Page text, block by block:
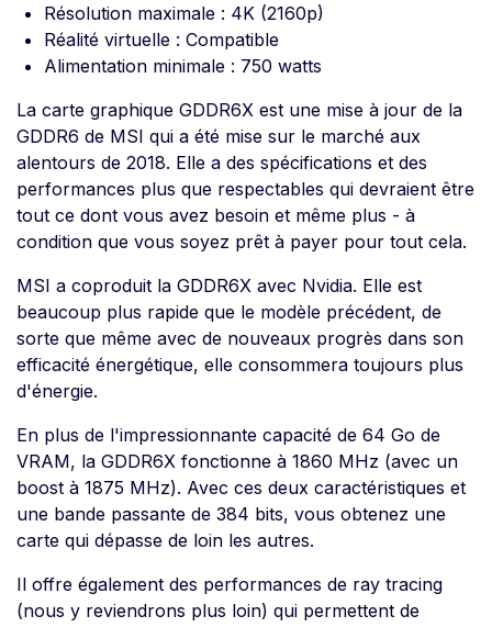
Résolution maximale : 4K (2160p)
Réalité virtuelle : Compatible
Alimentation minimale : 750 watts
La carte graphique GDDR6X est une mise à jour de la
GDDR6 de MSI qui a été mise sur le marché aux
alentours de 2018. Elle a des spécifications et des
performances plus que respectables qui devraient être
tout ce dont vous avez besoin et même plus - à
condition que vous soyez prêt à payer pour tout cela.
MSI a coproduit la GDDR6X avec Nvidia. Elle est
beaucoup plus rapide que le modèle précédent, de
sorte que même avec de nouveaux progrès dans son
efficacité énergétique, elle consommera toujours plus
d'énergie.
En plus de l'impressionnante capacité de 64 Go de
VRAM, la GDDR6X fonctionne à 1860 MHz (avec un
boost à 1875 MHz). Avec ces deux caractéristiques et
une bande passante de 384 bits, vous obtenez une
carte qui dépasse de loin les autres.
Il offre également des performances de ray tracing
(nous y reviendrons plus loin) qui permettent de